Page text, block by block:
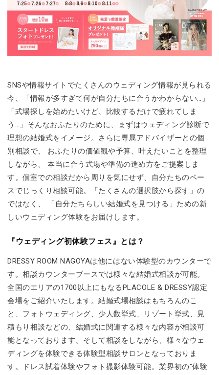
SNSや情報サイトでたくさんのウェディング情報が見られる
今、「情報が多すぎて何が自分たちに合うかわからない…」
「式場探しを始めたいけど、比較するだけで疲れてしま
う…」そんなおふたりのために、まずはウェディング診断で
理想の結婚式をイメージ。さらに専属アドバイザーとの個
別相談で、 おふたりの価値観や予算、叶えたいことを整理
しながら、 本当に合う式場や準備の進め方をご提案しま
す。個室での相談だから周りを気にせず、自分たちのペー
スでじっくり相談可能。「たくさんの選択肢から探す」の
ではなく、 「自分たちらしい結婚式を見つける」ための新
しいウェディング体験をお届けします。
『ウェディング初体験フェス』とは？
DRESSY ROOM NAGOYAは他にはない体験型のカウンターで
す。相談カウンターブースでは様々な結婚式相談が可能。
全国のエリアの1700以上にもなるPLACOLE & DRESSY認定
会場をご紹介いたします。結婚式場相談はもちろんのこ
と、フォトウェディング、少人数挙式、リゾート挙式、見
積もり相談などの、結婚式に関連する様々な内容が相談可
能となっております。そして相談をしながら、様々なウェ
ディングを体験できる体験型相談サロンとなっておりま
す。ドレス試着体験やフォト撮影体験可能。業界初の"体験